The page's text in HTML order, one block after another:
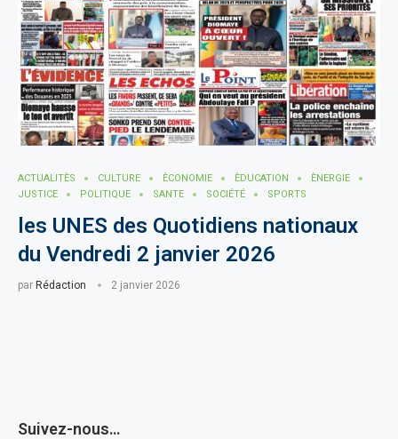
ACTUALITÈS CULTURE ÈCONOMIE ÈDUCATION
ÈNERGIE
JUSTICE
POLITIQUE SANTE SOCIÉTÉ SPORTS
les UNES des Quotidiens nationaux
du Vendredi 2 janvier 2026
par Rédaction 2 janvier 2026
Suivez-nous…